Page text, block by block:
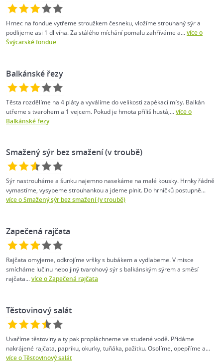
Hrnec na fondue vytřeme stroužkem česneku, vložíme strouhaný sýr a
podlijeme asi 1 dl vína. Za stálého míchání pomalu zahříváme a...více o
Švýcarské fondue
Balkánské řezy
Těsta rozdělíme na 4 pláty a vyválíme do velikosti zapékací mísy. Balkán
utřeme s tvarohem a 1 vejcem. Pokud je hmota příliš hustá,...více o
Balkánské řezy
Smažený sýr bez smažení (v troubě)
Sýr nastrouháme a šunku najemno nasekáme na malé kousky. Hrnky řádně
vymastíme, vysypeme strouhankou a jdeme plnit. Do hrníčků postupně...
více o Smažený sýr bez smažení (v troubě)
Zapečená rajčata
Rajčata omyjeme, odkrojíme vršky s bubákem a vydlabeme. V misce
smícháme lučinu nebo jiný tvarohový sýr s balkánským sýrem a směsí
rajčata...více o Zapečená rajčata
Těstovinový salát
Uvaříme těstoviny a ty pak propláchneme ve studené vodě. Přidáme
nakrájené rajčata, papriku, okurky, tuňáka, pažitku. Osolíme, opepříme a...
více o Těstovinový salát